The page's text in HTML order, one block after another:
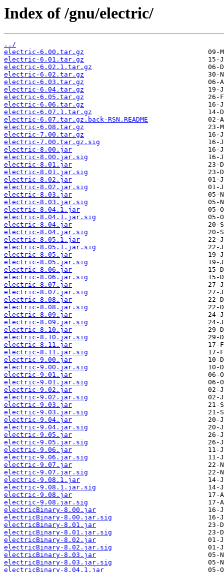
Index of /gnu/electric/
../
electric-6.00.tar.gz
electric-6.01.tar.gz
electric-6.02.1.tar.gz
electric-6.02.tar.gz
electric-6.03.tar.gz
electric-6.04.tar.gz
electric-6.05.tar.gz
electric-6.06.tar.gz
electric-6.07.1.tar.gz
electric-6.07.tar.gz.back-RSN.README
electric-6.08.tar.gz
electric-7.00.tar.gz
electric-7.00.tar.gz.sig
electric-8.00.jar
electric-8.00.jar.sig
electric-8.01.jar
electric-8.01.jar.sig
electric-8.02.jar
electric-8.02.jar.sig
electric-8.03.jar
electric-8.03.jar.sig
electric-8.04.1.jar
electric-8.04.1.jar.sig
electric-8.04.jar
electric-8.04.jar.sig
electric-8.05.1.jar
electric-8.05.1.jar.sig
electric-8.05.jar
electric-8.05.jar.sig
electric-8.06.jar
electric-8.06.jar.sig
electric-8.07.jar
electric-8.07.jar.sig
electric-8.08.jar
electric-8.08.jar.sig
electric-8.09.jar
electric-8.09.jar.sig
electric-8.10.jar
electric-8.10.jar.sig
electric-8.11.jar
electric-8.11.jar.sig
electric-9.00.jar
electric-9.00.jar.sig
electric-9.01.jar
electric-9.01.jar.sig
electric-9.02.jar
electric-9.02.jar.sig
electric-9.03.jar
electric-9.03.jar.sig
electric-9.04.jar
electric-9.04.jar.sig
electric-9.05.jar
electric-9.05.jar.sig
electric-9.06.jar
electric-9.06.jar.sig
electric-9.07.jar
electric-9.07.jar.sig
electric-9.08.1.jar
electric-9.08.1.jar.sig
electric-9.08.jar
electric-9.08.jar.sig
electricBinary-8.00.jar
electricBinary-8.00.jar.sig
electricBinary-8.01.jar
electricBinary-8.01.jar.sig
electricBinary-8.02.jar
electricBinary-8.02.jar.sig
electricBinary-8.03.jar
electricBinary-8.03.jar.sig
electricBinary-8.04.1.jar